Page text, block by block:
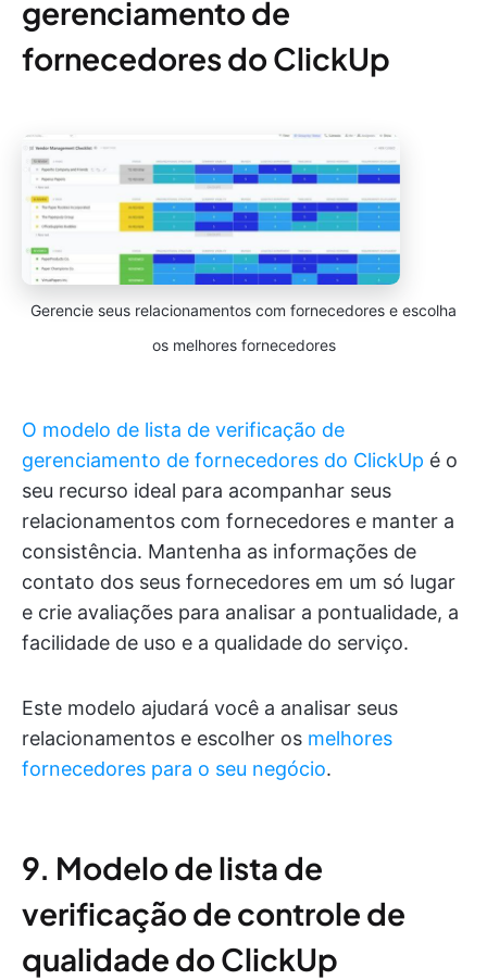
gerenciamento de
fornecedores do ClickUp
Gerencie seus relacionamentos com fornecedores e escolha
os melhores fornecedores
O modelo de lista de verificação de
gerenciamento de fornecedores do ClickUp é o
seu recurso ideal para acompanhar seus
relacionamentos com fornecedores e manter a
consistência. Mantenha as informações de
contato dos seus fornecedores em um só lugar
e crie avaliações para analisar a pontualidade, a
facilidade de uso e a qualidade do serviço.
Este modelo ajudará você a analisar seus
relacionamentos e escolher os melhores
fornecedores para o seu negócio.
9. Modelo de lista de
verificação de controle de
qualidade do ClickUp